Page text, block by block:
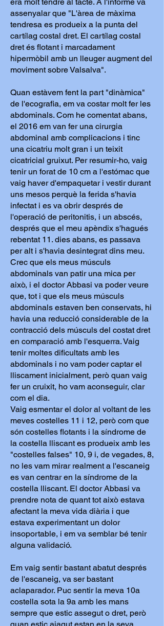
assenyalar que "L'àrea de màxima
tendresa es produeix a la punta del
cartílag costal dret. El cartílag costal
dret és flotant i marcadament
hipermòbil amb un lleuger augment del
moviment sobre Valsalva".
Quan estàvem fent la part "dinàmica"
de l'ecografia, em va costar molt fer les
abdominals. Com he comentat abans,
el 2016 em van fer una cirurgia
abdominal amb complicacions i tinc
una cicatriu molt gran i un teixit
cicatricial gruixut. Per resumir-ho, vaig
tenir un forat de 10 cm a l'estómac que
vaig haver d'empaquetar i vestir durant
uns mesos perquè la ferida s'havia
infectat i es va obrir després de
l'operació de peritonitis, i un abscés,
després que el meu apèndix s'hagués
rebentat 11. dies abans, es passava
per alt i s'havia desintegrat dins meu.
Crec que els meus músculs
abdominals van patir una mica per
això, i el doctor Abbasi va poder veure
que, tot i que els meus músculs
abdominals estaven ben conservats, hi
havia una reducció considerable de la
contracció dels músculs del costat dret
en comparació amb l'esquerra. Vaig
tenir moltes dificultats amb les
abdominals i no vam poder captar el
lliscament inicialment, però quan vaig
fer un cruixit, ho vam aconseguir, clar
com el dia.
Vaig esmentar el dolor al voltant de les
meves costelles 11 i 12, però com que
són costelles flotants i la síndrome de
la costella lliscant es produeix amb les
"costelles falses" 10, 9 i, de vegades, 8,
no les vam mirar realment a l'escaneig
es van centrar en la síndrome de la
costella lliscant. El doctor Abbasi va
prendre nota de quant tot això estava
afectant la meva vida diària i que
estava experimentant un dolor
insoportable, i em va semblar bé tenir
alguna validació.
Em vaig sentir bastant abatut després
de l'escaneig, va ser bastant
aclaparador. Puc sentir la meva 10a
costella sota la 9a amb les mans
sempre que estic assegut o dret, però